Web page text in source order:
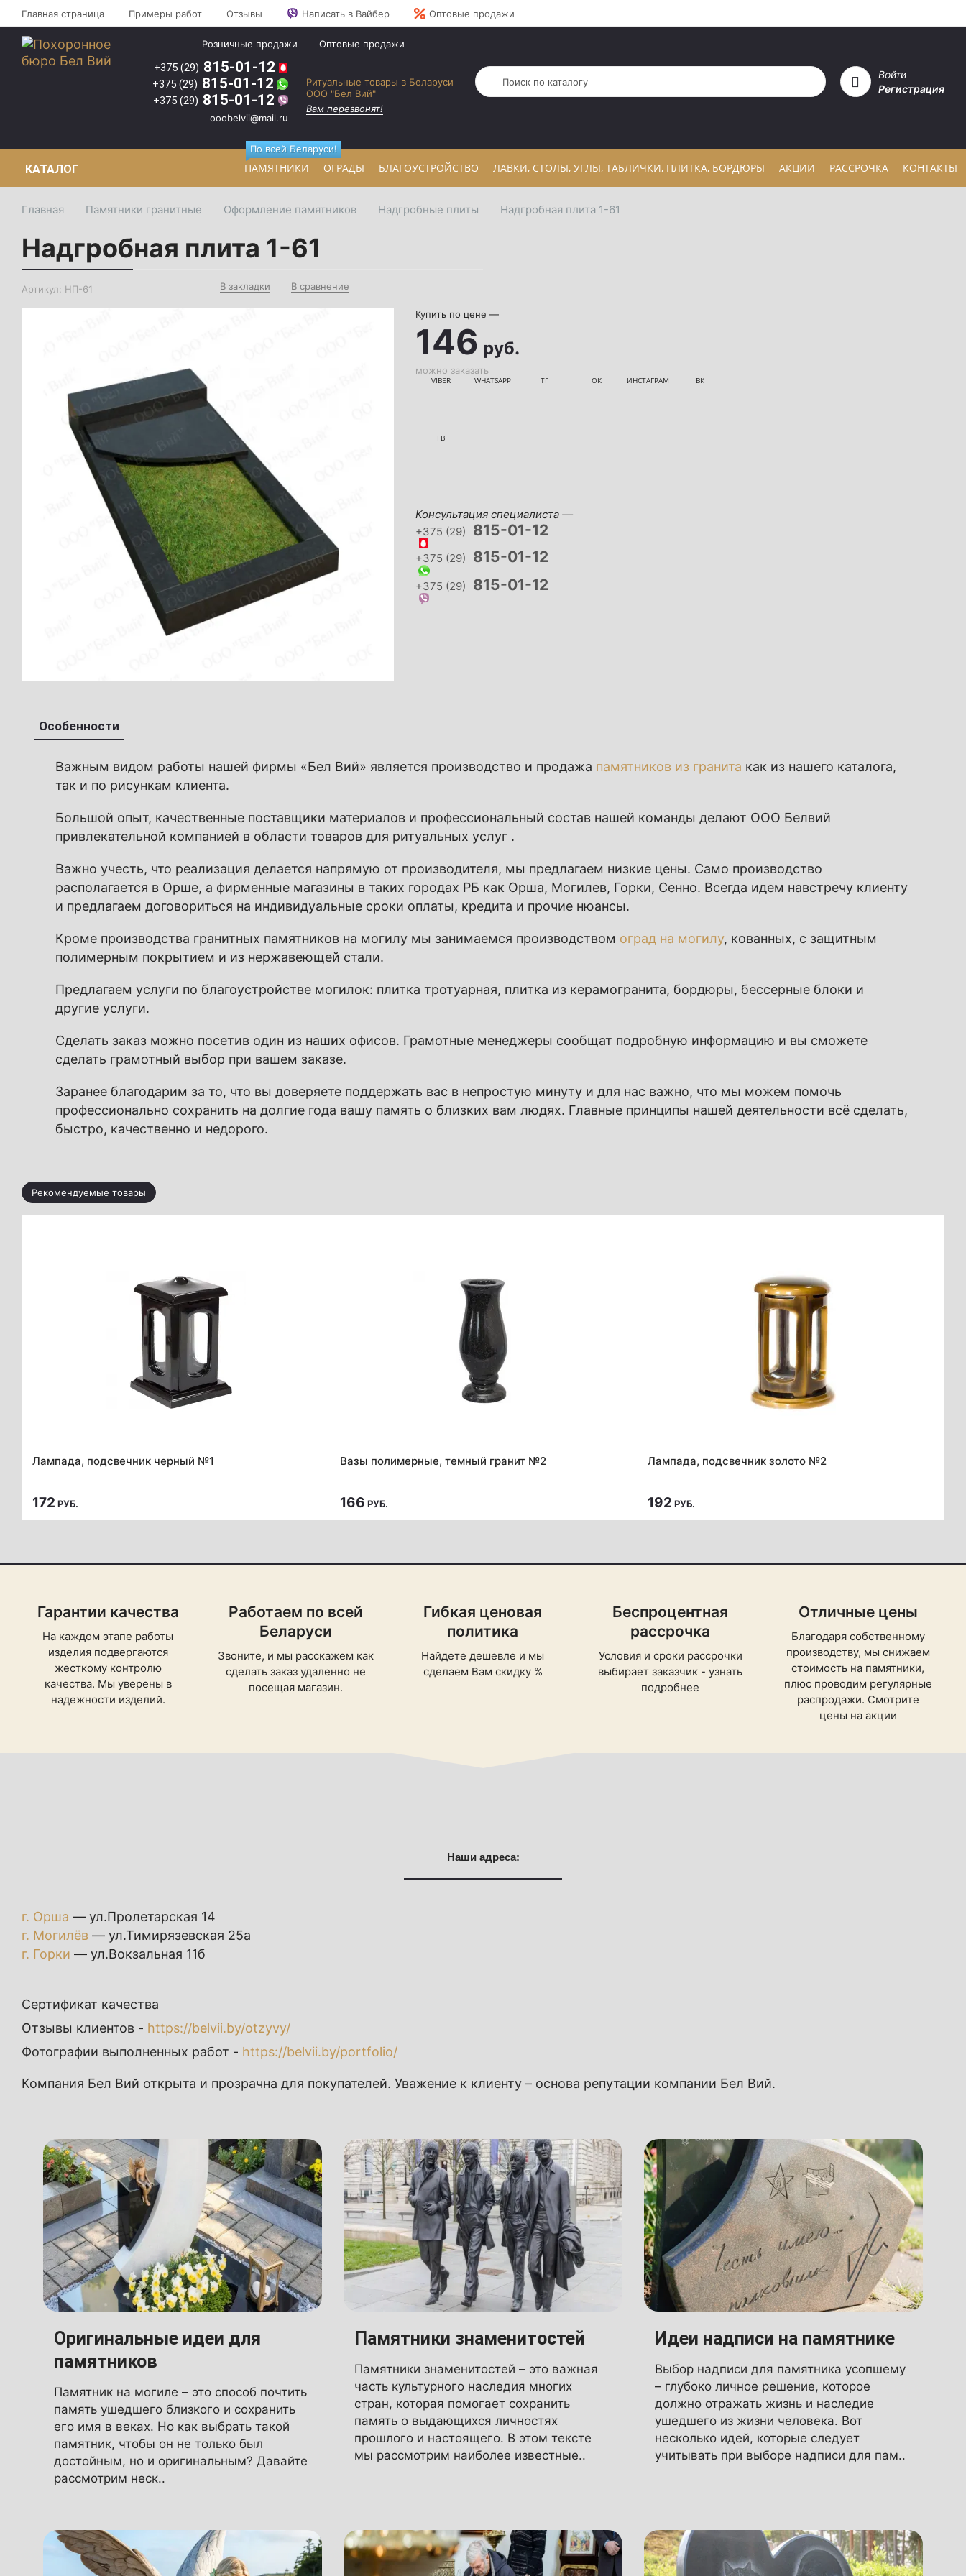
Главная страница Примеры работ Отзывы Написать в Вайбер Оптовые продажи
Розничные продажи Оптовые продажи
+375 (29) 815-01-12
+375 (29) 815-01-12
+375 (29) 815-01-12
ooobelvii@mail.ru
Ритуальные товары в Беларуси
ООО "Бел Вий"
Вам перезвонят!
Оптовые
цены на
и
ритуальные
товары"
Войти
Регистрация
КАТАЛОГ ПАМЯТНИКИ
По всей Беларуси!
ОГРАДЫ БЛАГОУСТРОЙСТВО ЛАВКИ, СТОЛЫ, УГЛЫ, ТАБЛИЧКИ, ПЛИТКА, БОРДЮРЫ АКЦИИ РАССРОЧКА КОНТАКТЫ
Главная Памятники гранитные Оформление памятников Надгробные плиты Надгробная плита 1-61
Надгробная плита 1-61
Артикул: НП-61 В закладки В сравнение
Купить по цене —
146 руб.
можно заказать
VIBER WHATSAPP ТГ ОК ИНСТАГРАМ ВК
FB
Консультация специалиста —
+375 (29)
815-01-12
+375 (29) 815-01-12
+375 (29) 815-01-12
Особенности
Важным видом работы нашей фирмы «Бел Вий» является производство и продажа памятников из гранита как из нашего каталога,
так и по рисункам клиента.
Большой опыт, качественные поставщики материалов и профессиональный состав нашей команды делают ООО Белвий
привлекательной компанией в области товаров для ритуальных услуг .
Важно учесть, что реализация делается напрямую от производителя, мы предлагаем низкие цены. Само производство
располагается в Орше, а фирменные магазины в таких городах РБ как Орша, Могилев, Горки, Сенно. Всегда идем навстречу клиенту
и предлагаем договориться на индивидуальные сроки оплаты, кредита и прочие нюансы.
Кроме производства гранитных памятников на могилу мы занимаемся производством оград на могилу, кованных, с защитным
полимерным покрытием и из нержавеющей стали.
Предлагаем услуги по благоустройстве могилок: плитка тротуарная, плитка из керамогранита, бордюры, бессерные блоки и
другие услуги.
Сделать заказ можно посетив один из наших офисов. Грамотные менеджеры сообщат подробную информацию и вы сможете
сделать грамотный выбор при вашем заказе.
Заранее благодарим за то, что вы доверяете поддержать вас в непростую минуту и для нас важно, что мы можем помочь
профессионально сохранить на долгие года вашу память о близких вам людях. Главные принципы нашей деятельности всё сделать,
быстро, качественно и недорого.
Рекомендуемые товары
Лампада, подсвечник черный №1
172 РУБ.
Вазы полимерные, темный гранит №2
166 РУБ.
Лампада, подсвечник золото №2
192 РУБ.
Гарантии качества
На каждом этапе работы
изделия подвергаются
жесткому контролю
качества. Мы уверены в
надежности изделий.
Работаем по всей
Беларуси
Звоните, и мы расскажем как
сделать заказ удаленно не
посещая магазин.
Гибкая ценовая
политика
Найдете дешевле и мы
сделаем Вам скидку %
Беспроцентная
рассрочка
Условия и сроки рассрочки
выбирает заказчик - узнать
подробнее
Отличные цены
Благодаря собственному
производству, мы снижаем
стоимость на памятники,
плюс проводим регулярные
распродажи. Смотрите
цены на акции
Наши адреса:
г. Орша — ул.Пролетарская 14
г. Могилёв — ул.Тимирязевская 25а
г. Горки — ул.Вокзальная 11б
Сертификат качества
Отзывы клиентов - https://belvii.by/otzyvy/
Фотографии выполненных работ - https://belvii.by/portfolio/
Компания Бел Вий открыта и прозрачна для покупателей. Уважение к клиенту – основа репутации компании Бел Вий.
Оригинальные идеи для
памятников
Памятник на могиле – это способ почтить
память ушедшего близкого и сохранить
его имя в веках. Но как выбрать такой
памятник, чтобы он не только был
достойным, но и оригинальным? Давайте
рассмотрим неск..
Памятники знаменитостей
Памятники знаменитостей – это важная
часть культурного наследия многих
стран, которая помогает сохранить
память о выдающихся личностях
прошлого и настоящего. В этом тексте
мы рассмотрим наиболее известные..
Идеи надписи на памятнике
Выбор надписи для памятника усопшему
– глубоко личное решение, которое
должно отражать жизнь и наследие
ушедшего из жизни человека. Вот
несколько идей, которые следует
учитывать при выборе надписи для пам..